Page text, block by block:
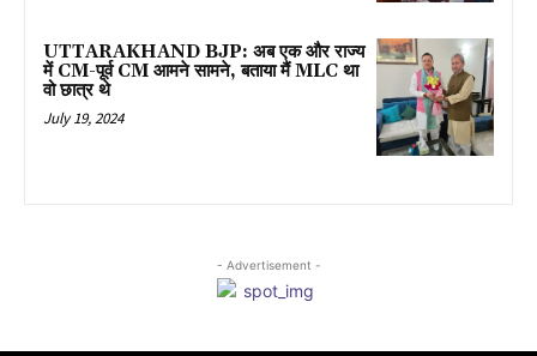
UTTARAKHAND BJP: अब एक और राज्य
में CM-पूर्व CM आमने सामने, बताया मैं MLC था
वो छात्र थे
July 19, 2024
- Advertisement -